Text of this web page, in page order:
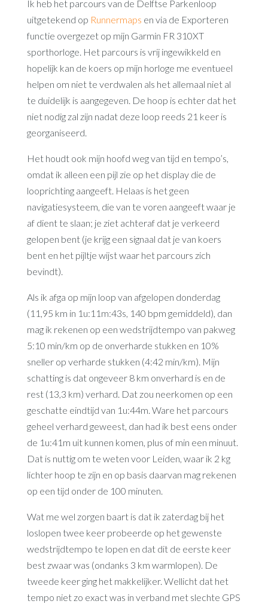
Ik heb het parcours van de Delftse Parkenloop
uitgetekend op Runnermaps en via de Exporteren
functie overgezet op mijn Garmin FR 310XT
sporthorloge. Het parcours is vrij ingewikkeld en
hopelijk kan de koers op mijn horloge me eventueel
helpen om niet te verdwalen als het allemaal niet al
te duidelijk is aangegeven. De hoop is echter dat het
niet nodig zal zijn nadat deze loop reeds 21 keer is
georganiseerd.
Het houdt ook mijn hoofd weg van tijd en tempo’s,
omdat ik alleen een pijl zie op het display die de
looprichting aangeeft. Helaas is het geen
navigatiesysteem, die van te voren aangeeft waar je
af dient te slaan; je ziet achteraf dat je verkeerd
gelopen bent (je krijg een signaal dat je van koers
bent en het pijltje wijst waar het parcours zich
bevindt).
Als ik afga op mijn loop van afgelopen donderdag
(11,95 km in 1u:11m:43s, 140 bpm gemiddeld), dan
mag ik rekenen op een wedstrijdtempo van pakweg
5:10 min/km op de onverharde stukken en 10%
sneller op verharde stukken (4:42 min/km). Mijn
schatting is dat ongeveer 8 km onverhard is en de
rest (13,3 km) verhard. Dat zou neerkomen op een
geschatte eindtijd van 1u:44m. Ware het parcours
geheel verhard geweest, dan had ik best eens onder
de 1u:41m uit kunnen komen, plus of min een minuut.
Dat is nuttig om te weten voor Leiden, waar ik 2 kg
lichter hoop te zijn en op basis daarvan mag rekenen
op een tijd onder de 100 minuten.
Wat me wel zorgen baart is dat ik zaterdag bij het
loslopen twee keer probeerde op het gewenste
wedstrijdtempo te lopen en dat dit de eerste keer
best zwaar was (ondanks 3 km warmlopen). De
tweede keer ging het makkelijker. Wellicht dat het
tempo niet zo exact was in verband met slechte GPS